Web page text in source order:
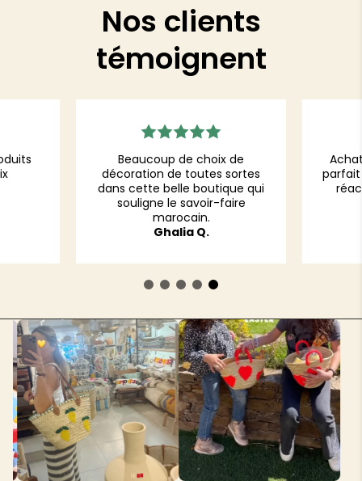
Nos clients
témoignent
Beaucoup de choix de
décoration de toutes sortes
dans cette belle boutique qui
souligne le savoir-faire
marocain.
Ghalia Q.